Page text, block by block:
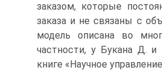
заказом, которые
заказа и не связаны с
модель описана во
частности, у Букана Д. и
книге «Научное